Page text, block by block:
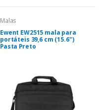
Malas
Ewent EW2515 mala para
portáteis 39,6 cm (15.6")
Pasta Preto